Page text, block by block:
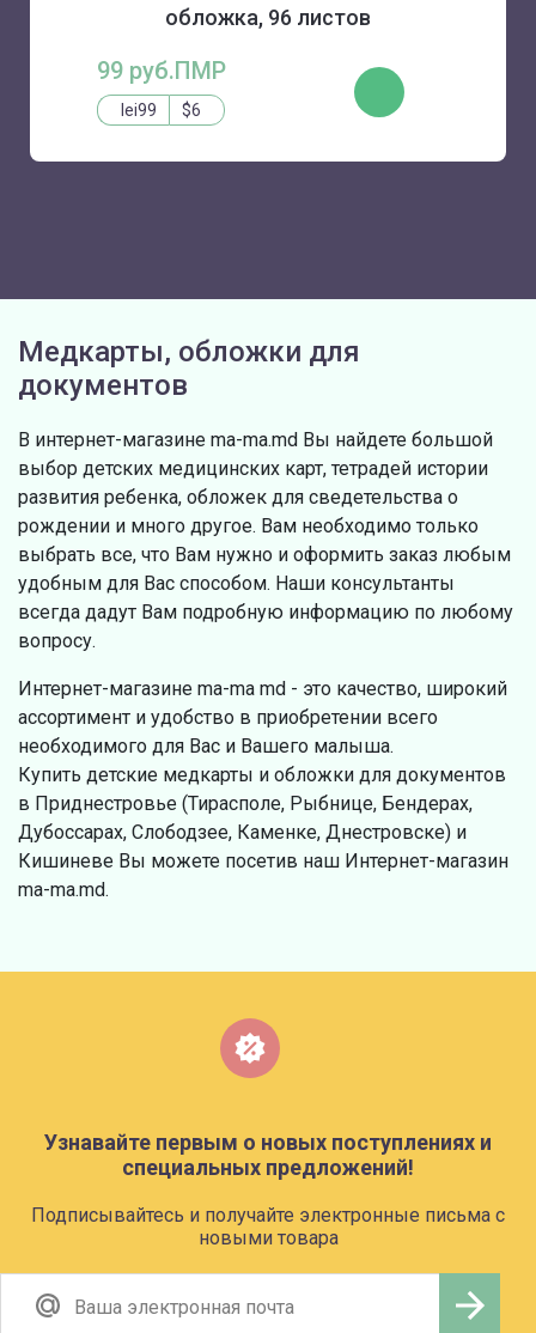
обложка, 96 листов
99 руб.ПМР
lei99 $6
КУПИТЬ
Медкарты, обложки для
документов
В интернет-магазине ma-ma.md Вы найдете большой
выбор детских медицинских карт, тетрадей истории
развития ребенка, обложек для сведетельства о
рождении и много другое. Вам необходимо только
выбрать все, что Вам нужно и оформить заказ любым
удобным для Вас способом. Наши консультанты
всегда дадут Вам подробную информацию по любому
вопросу.
Интернет-магазине ma-ma md - это качество, широкий
ассортимент и удобство в приобретении всего
необходимого для Вас и Вашего малыша.
Купить детские медкарты и обложки для документов
в Приднестровье (Тирасполе, Рыбнице, Бендерах,
Дубоссарах, Слободзее, Каменке, Днестровске) и
Кишиневе Вы можете посетив наш Интернет-магазин
ma-ma.md.
Узнавайте первым о новых поступлениях и
специальных предложений!
Подписывайтесь и получайте электронные письма с
новыми товара